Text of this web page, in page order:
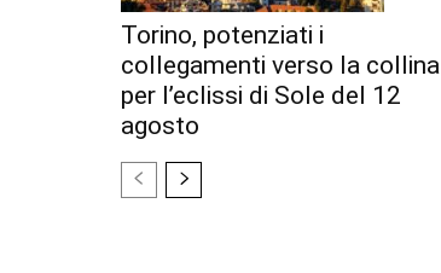
Torino, potenziati i
collegamenti verso la collina
per l’eclissi di Sole del 12
agosto